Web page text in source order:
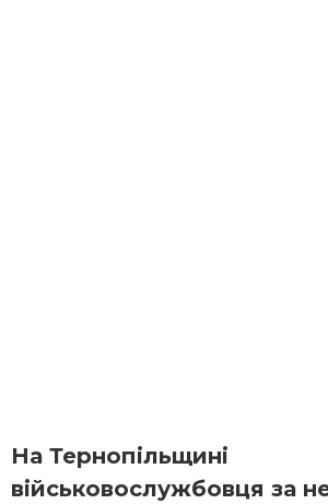
На Тернопільщині
військовослужбовця за